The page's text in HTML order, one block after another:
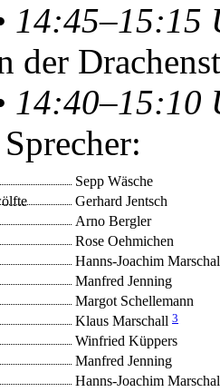
14:45–15:15
der
14:40–15:10
Sepp Wäsche
Gerhard Jentsch
Arno Bergler
Rose Oehmichen
Hanns-Joachim
Manfred Jenning
Margot Schellemann
Klaus Marschall 3
Winfried Küppers
Manfred Jenning
Hanns-Joachim